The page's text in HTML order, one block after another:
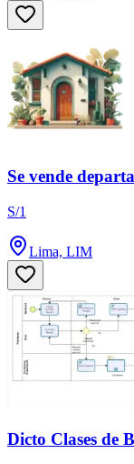
Se vende
S/1
Lima, LIM
Dicto Clases de